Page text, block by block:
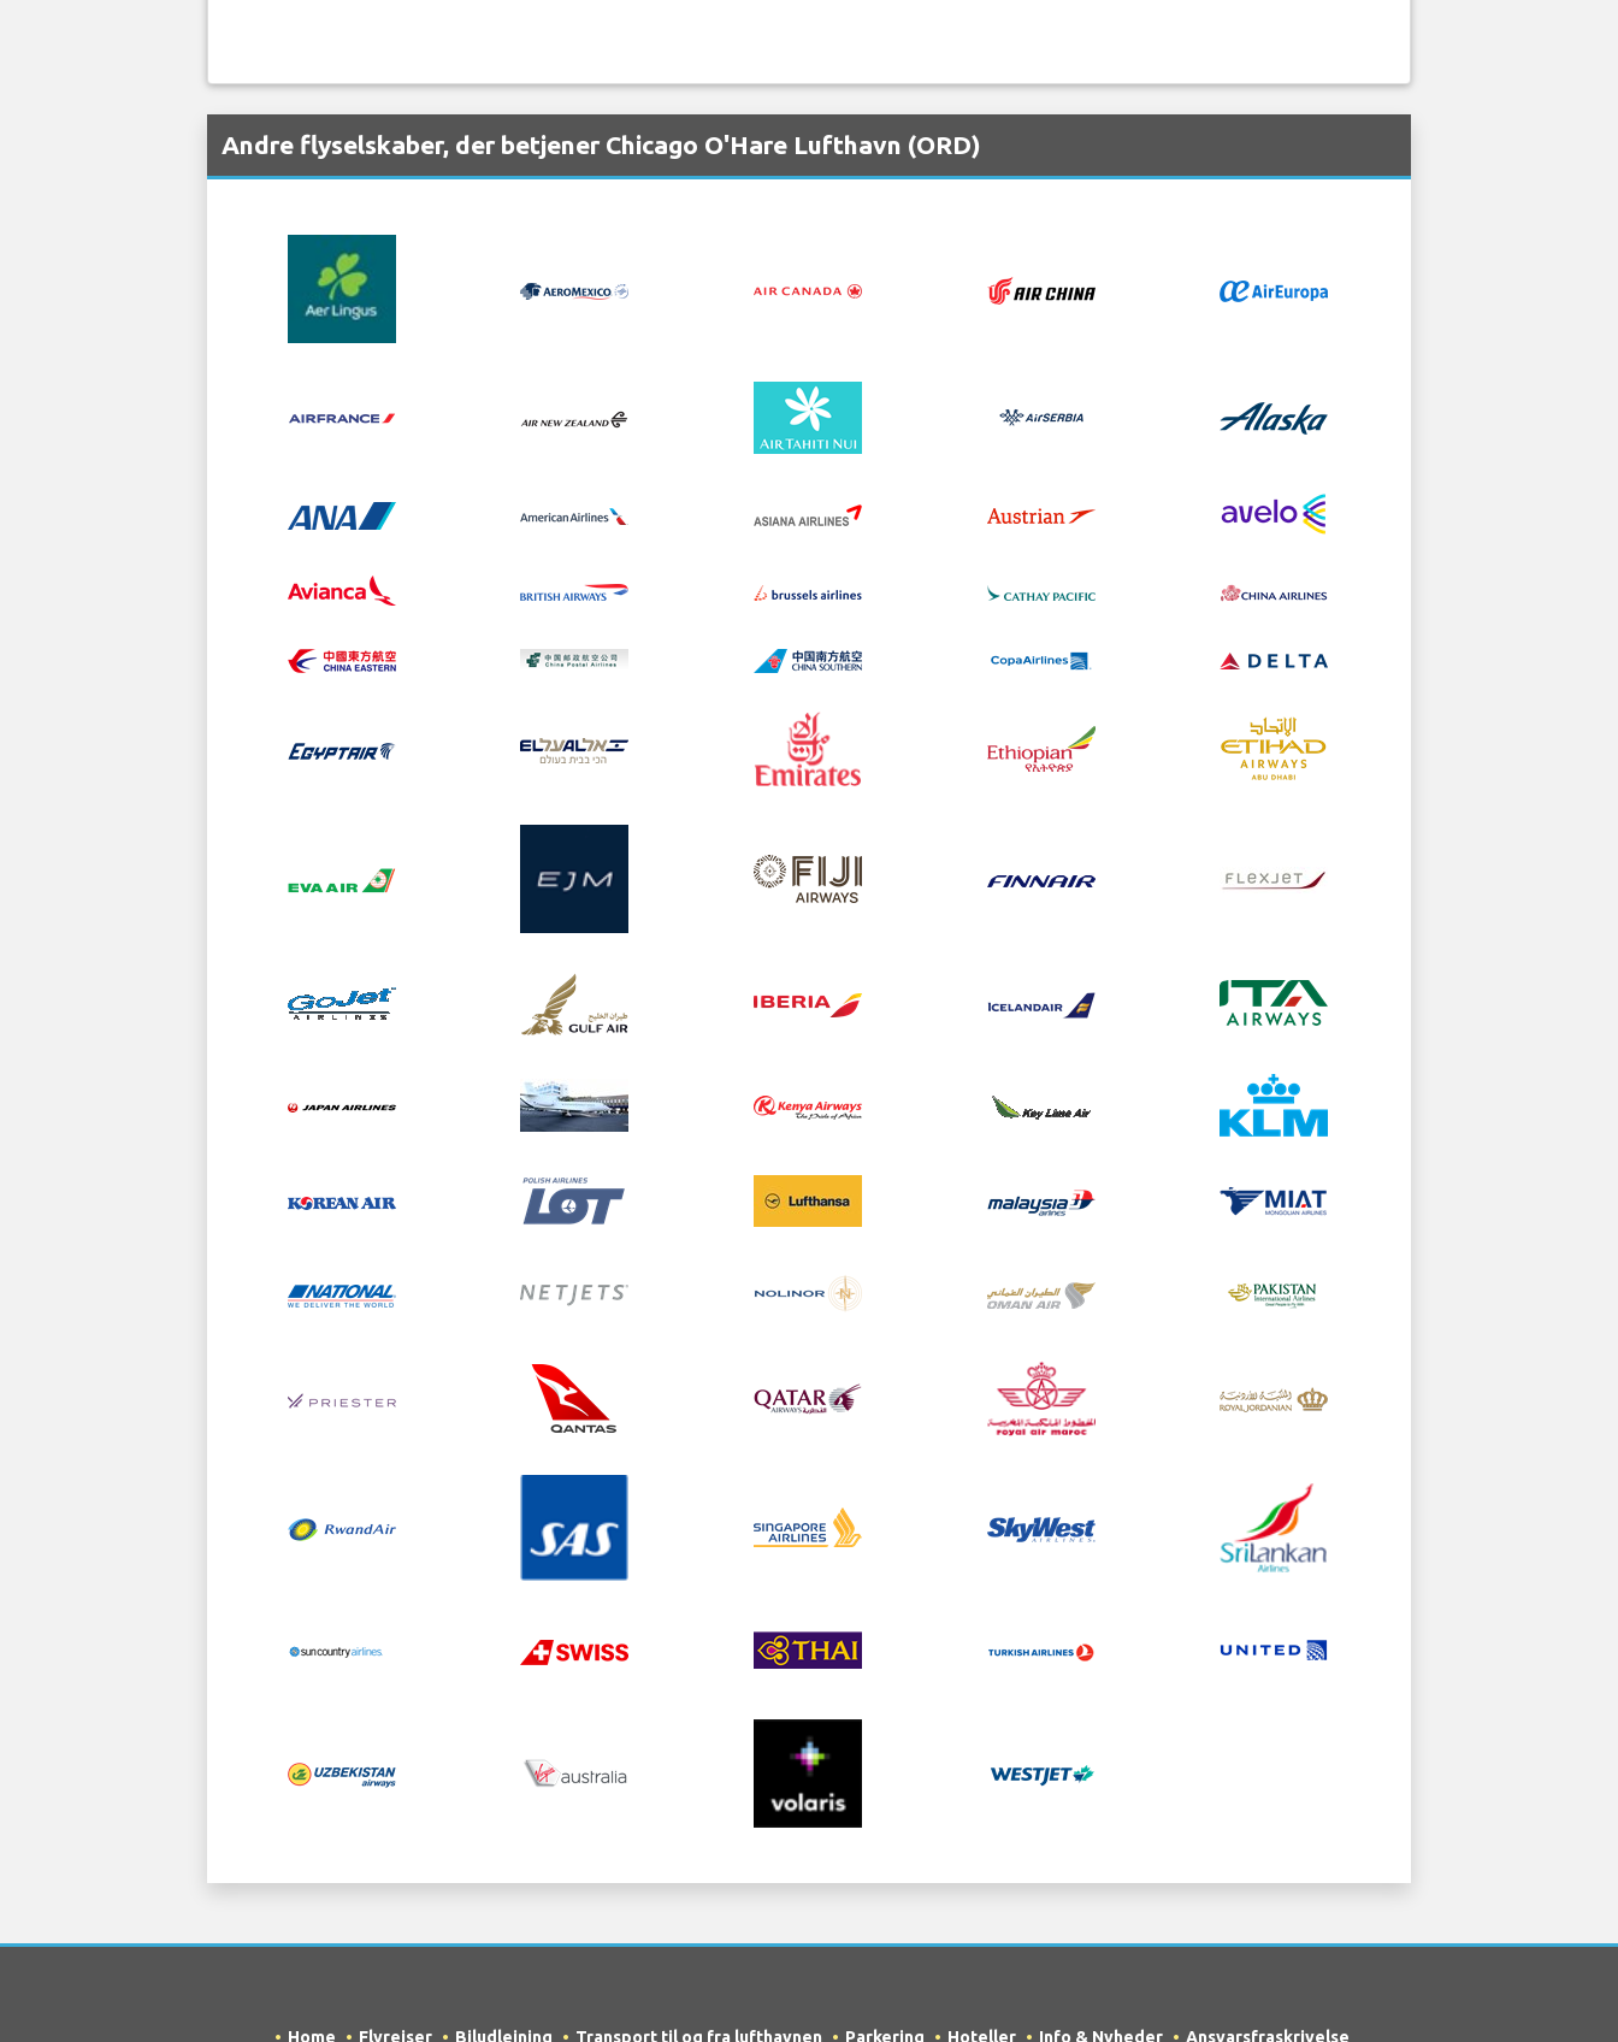
Andre flyselskaber, der betjener Chicago O'Hare Lufthavn (ORD)
Home Flyrejser Biludlejning Transport til og fra lufthavnen Parkering Hoteller Info & Nyheder Ansvarsfraskrivelse